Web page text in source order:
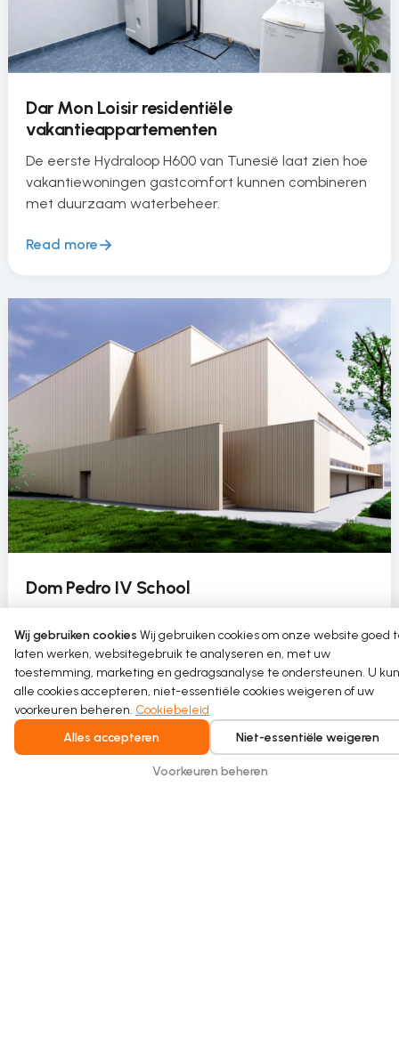
Dar Mon Loisir residentiële
vakantieappartementen
De eerste Hydraloop H600 van Tunesië laat zien hoe
vakantiewoningen gastcomfort kunnen combineren
met duurzaam waterbeheer.
Read more
Dom Pedro IV School
naar de sporthal als onderdeel van een duurzaam
herkwalificatieproject.
Read more
Wij gebruiken cookies Wij gebruiken cookies om onze website goed
laten werken, websitegebruik te analyseren en, met uw
toestemming, marketing en gedragsanalyse te ondersteunen. U
alle cookies accepteren, niet-essentiële cookies weigeren of uw
voorkeuren beheren. Cookiebeleid
Alles accepteren
Niet-essentiële weigeren
Voorkeuren beheren